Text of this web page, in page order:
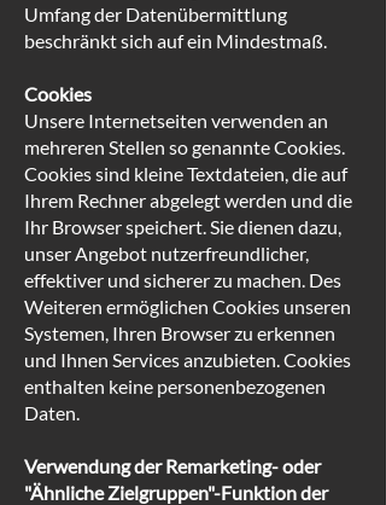
Umfang der Datenübermittlung
beschränkt sich auf ein Mindestmaß.
Cookies
Unsere Internetseiten verwenden an
mehreren Stellen so genannte Cookies.
Cookies sind kleine Textdateien, die auf
Ihrem Rechner abgelegt werden und die
Ihr Browser speichert. Sie dienen dazu,
unser Angebot nutzerfreundlicher,
effektiver und sicherer zu machen. Des
Weiteren ermöglichen Cookies unseren
Systemen, Ihren Browser zu erkennen
und Ihnen Services anzubieten. Cookies
enthalten keine personenbezogenen
Daten.
Verwendung der Remarketing- oder
"Ähnliche Zielgruppen"-Funktion der